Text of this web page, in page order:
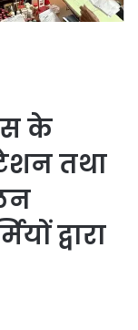
के
तथा
द्वारा